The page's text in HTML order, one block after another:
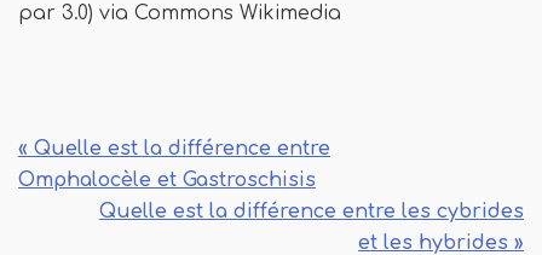
par 3.0) via Commons Wikimedia
« Quelle est la différence entre
Omphalocèle et Gastroschisis
Quelle est la différence entre les cybrides
et les hybrides »